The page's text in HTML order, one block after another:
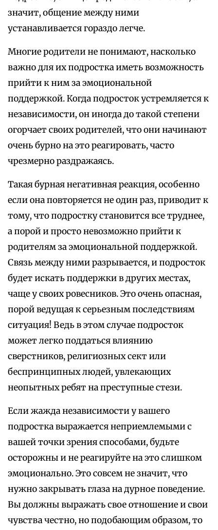
значит, общение между ними
устанавливается гораздо легче.
Многие родители не понимают, насколько
важно для их подростка иметь возможность
прийти к ним за эмоциональной
поддержкой. Когда подросток устремляется к
независимости, он иногда до такой степени
огорчает своих родителей, что они начинают
очень бурно на это реагировать, часто
чрезмерно раздражаясь.
Такая бурная негативная реакция, особенно
если она повторяется не один раз, приводит к
тому, что подростку становится все труднее,
а порой и просто невозможно прийти к
родителям за эмоциональной поддержкой.
Связь между ними разрывается, и подросток
будет искать поддержки в других местах,
чаще у своих ровесников. Это очень опасная,
порой ведущая к серьезным последствиям
ситуация! Ведь в этом случае подросток
может легко поддаться влиянию
сверстников, религиозных сект или
беспринципных людей, увлекающих
неопытных ребят на преступные стези.
Если жажда независимости у вашего
подростка выражается неприемлемыми с
вашей точки зрения способами, будьте
осторожны и не реагируйте на это слишком
эмоционально. Это совсем не значит, что
нужно закрывать глаза на дурное поведение.
Вы должны выражать свое отношение и свои
чувства честно, но подобающим образом, то